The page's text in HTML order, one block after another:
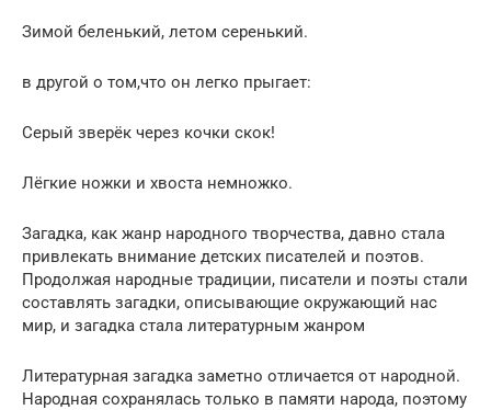
Зимой беленький, летом серенький.
в другой о том,что он легко прыгает:
Серый зверёк через кочки скок!
Лёгкие ножки и хвоста немножко.
Загадка, как жанр народного творчества, давно стала
привлекать внимание детских писателей и поэтов.
Продолжая народные традиции, писатели и поэты стали
составлять загадки, описывающие окружающий нас
мир, и загадка стала литературным жанром
Литературная загадка заметно отличается от народной.
Народная сохранялась только в памяти народа, поэтому